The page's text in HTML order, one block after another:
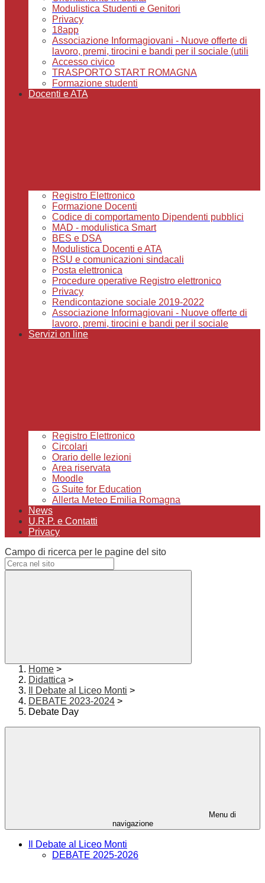
Modulistica Studenti e Genitori
Privacy
18app
Associazione Informagiovani - Nuove offerte di
lavoro, premi, tirocini e bandi per il sociale (utili
Accesso civico
TRASPORTO START ROMAGNA
Formazione studenti
Docenti e ATA
Registro Elettronico
Formazione Docenti
Codice di comportamento Dipendenti pubblici
MAD - modulistica Smart
BES e DSA
Modulistica Docenti e ATA
RSU e comunicazioni sindacali
Posta elettronica
Procedure operative Registro elettronico
Privacy
Rendicontazione sociale 2019-2022
Associazione Informagiovani - Nuove offerte di
lavoro, premi, tirocini e bandi per il sociale
Servizi on line
Registro Elettronico
Circolari
Orario delle lezioni
Area riservata
Moodle
G Suite for Education
Allerta Meteo Emilia Romagna
News
U.R.P. e Contatti
Privacy
Campo di ricerca per le pagine del sito
Home >
Didattica >
Il Debate al Liceo Monti >
DEBATE 2023-2024 >
Debate Day
Menu di
navigazione
Il Debate al Liceo Monti
DEBATE 2025-2026